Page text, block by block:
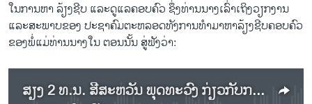
ໃນການຫາ ລ້ຽງຊີບ ແລະດູແລຄອບຄົວ ຊຶ່ງທ່ານນາງເລົ່າເຖິງວຽກງານ
ແລະສະພາບຂອງ ປະຊາຄົມຕະຫລອດທັງການທໍາມາຫາລ້ຽງຊີບຄອບຄົວ
ຂອງພໍ່ແມ່ທ່ານນາງໃນ ຕອນນັ້ນ ສູ່ຟັງວ່າ:
ສຽງ 2 ທ.ນ. ສີສະຫວັນ ພຸດທະວົງ ກ່ຽວກັບການມາຕັ້ງຖິ່ນຖານໃໝ່ໃນສະຫະລັດ ແລະວຽກງານຂອງພໍ່ເມ່ທ່ານນາງ